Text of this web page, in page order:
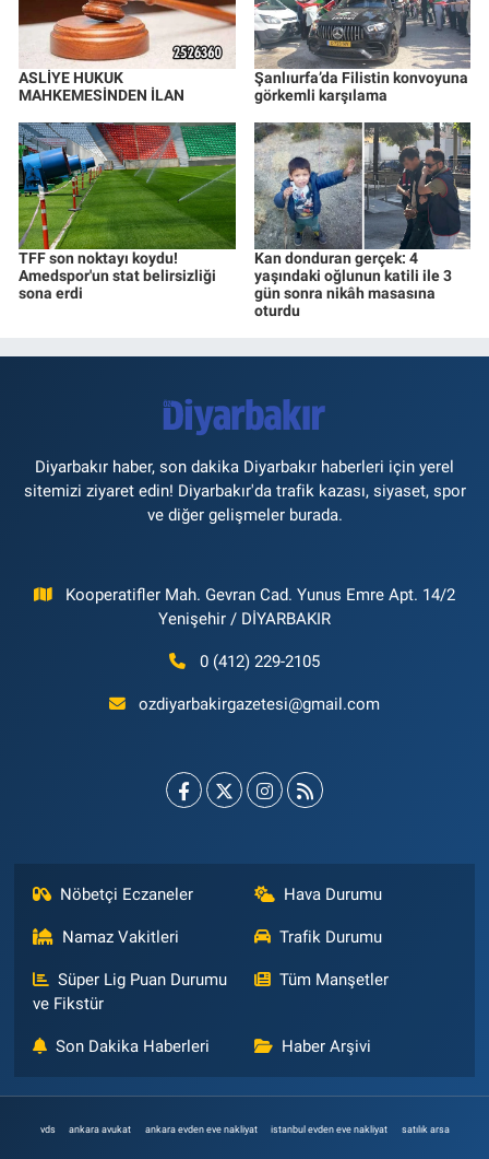
ASLİYE HUKUK
MAHKEMESİNDEN İLAN
Şanlıurfa’da Filistin konvoyuna
görkemli karşılama
TFF son noktayı koydu!
Amedspor'un stat belirsizliği
sona erdi
Kan donduran gerçek: 4
yaşındaki oğlunun katili ile 3
gün sonra nikâh masasına
oturdu
Diyarbakır haber, son dakika Diyarbakır haberleri için yerel
sitemizi ziyaret edin! Diyarbakır'da trafik kazası, siyaset, spor
ve diğer gelişmeler burada.
Kooperatifler Mah. Gevran Cad. Yunus Emre Apt. 14/2
Yenişehir / DİYARBAKIR
0 (412) 229-2105
ozdiyarbakirgazetesi@gmail.com
Nöbetçi Eczaneler Hava Durumu
Namaz Vakitleri Trafik Durumu
Süper Lig Puan Durumu
ve Fikstür
Tüm Manşetler
Son Dakika Haberleri Haber Arşivi
vds ankara avukat ankara evden eve nakliyat istanbul evden eve nakliyat satılık arsa